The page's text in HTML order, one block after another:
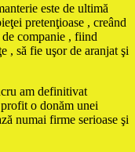
este de ultimă
pretenţioase , creând
companie , fiind
, să fie uşor de aranjat şi
am definitivat
o donăm unei
numai firme serioase şi